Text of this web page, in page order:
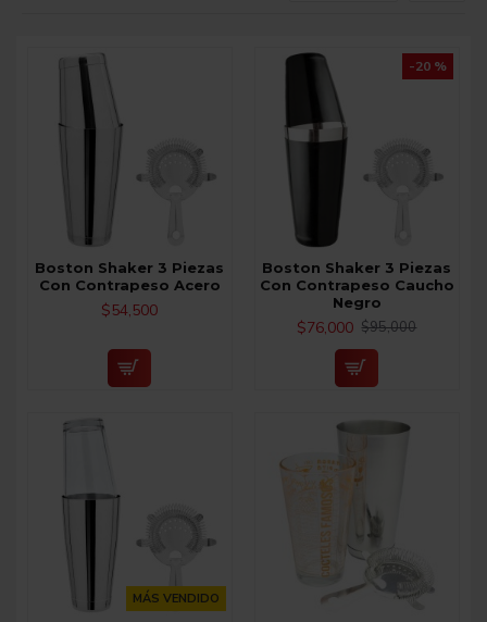
Boston Shaker 3 Piezas
Con Contrapeso Acero
$54,500
-20 %
Boston Shaker 3 Piezas
Con Contrapeso Caucho
Negro
$76,000 $95,000
MÁS VENDIDO